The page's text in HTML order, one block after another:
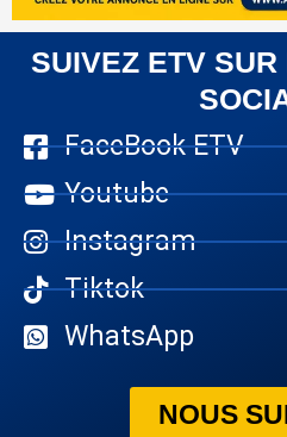
SUIVEZ ETV
FaceBook ETV
Youtube
Instagram
Tiktok
WhatsApp
NOUS